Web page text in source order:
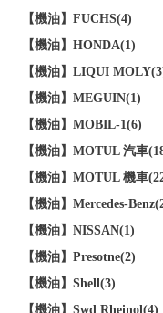
【機油】FUCHS(4)
【機油】HONDA(1)
【機油】LIQUI
【機油】MEGUIN(1)
【機油】MOBIL-1(6)
【機油】MOTUL 汽車
【機油】MOTUL 機車
【機油】Mercedes-
【機油】NISSAN(1)
【機油】Presotne(2)
【機油】Shell(3)
【機油】Swd Rheinol(4)